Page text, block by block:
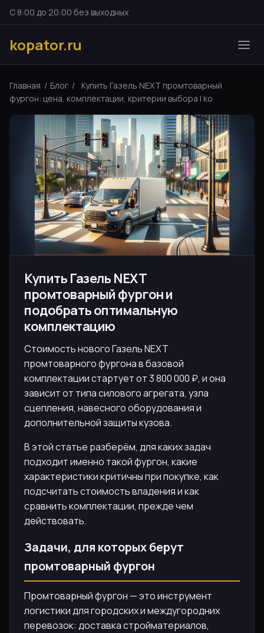
С 8:00 до 20:00 без выходных
kopator.ru
Главная / Блог /
Купить Газель NEXT промтоварный
фургон: цена, комплектации, критерии выбора | ko
Купить Газель NEXT
промтоварный фургон и
подобрать оптимальную
комплектацию
Стоимость нового Газель NEXT
промтоварного фургона в базовой
комплектации стартует от 3 800 000 ₽, и она
зависит от типа силового агрегата, узла
сцепления, навесного оборудования и
дополнительной защиты кузова.
В этой статье разберём, для каких задач
подходит именно такой фургон, какие
характеристики критичны при покупке, как
подсчитать стоимость владения и как
сравнить комплектации, прежде чем
действовать.
Задачи, для которых берут
промтоварный фургон
Промтоварный фургон — это инструмент
логистики для городских и междугородних
перевозок: доставка стройматериалов,